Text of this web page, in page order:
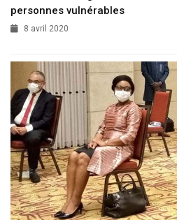
personnes vulnérables
8 avril 2020